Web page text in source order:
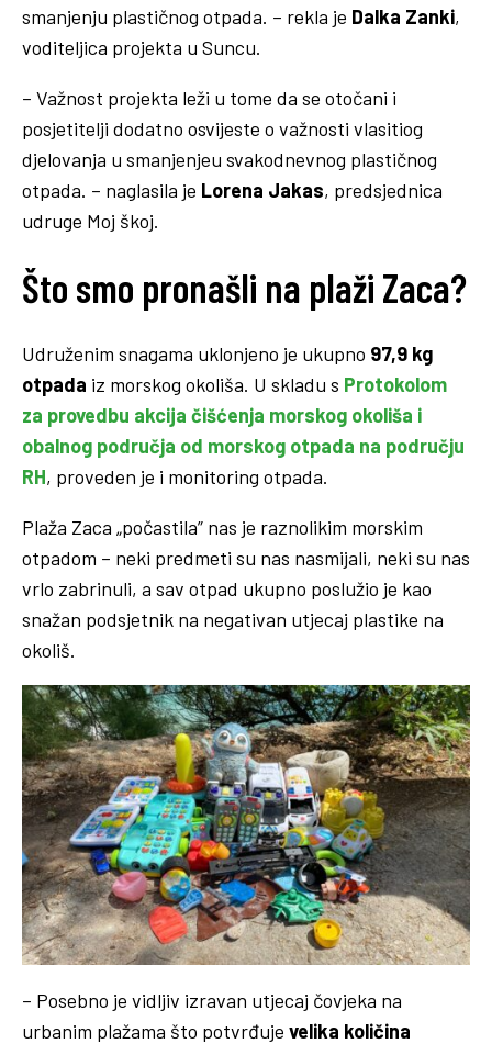
smanjenju plastičnog otpada. – rekla je Dalka Zanki,
voditeljica projekta u Suncu.
– Važnost projekta leži u tome da se otočani i
posjetitelji dodatno osvijeste o važnosti vlasitiog
djelovanja u smanjenjeu svakodnevnog plastičnog
otpada. – naglasila je Lorena Jakas, predsjednica
udruge Moj škoj.
Što smo pronašli na plaži Zaca?
Udruženim snagama uklonjeno je ukupno 97,9 kg
otpada iz morskog okoliša. U skladu s Protokolom
za provedbu akcija čišćenja morskog okoliša i
obalnog područja od morskog otpada na području
RH, proveden je i monitoring otpada.
Plaža Zaca „počastila” nas je raznolikim morskim
otpadom – neki predmeti su nas nasmijali, neki su nas
vrlo zabrinuli, a sav otpad ukupno poslužio je kao
snažan podsjetnik na negativan utjecaj plastike na
okoliš.
– Posebno je vidljiv izravan utjecaj čovjeka na
urbanim plažama što potvrđuje velika količina